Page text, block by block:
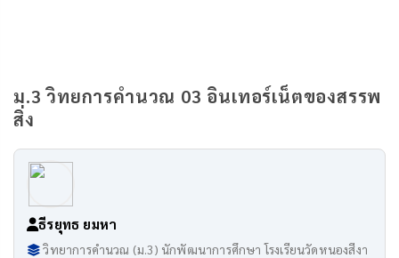
ม.3 วิทยการคำนวณ 03 อินเทอร์เน็ตของสรรพ
สิ่ง
ธีรยุทธ ยมหา
วิทยาการคำนวณ (ม.3) นักพัฒนาการศึกษา โรงเรียนวัดหนองสีงา